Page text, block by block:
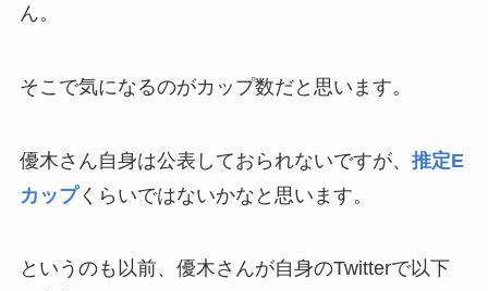
ん。
そこで気になるのがカップ数だと思います。
優木さん自身は公表しておられないですが、 推定E
カップくらいではないかなと思います。
というのも以前、優木さんが自身のTwitterで以下